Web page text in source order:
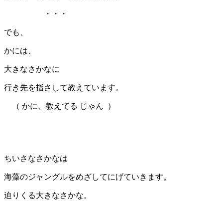
・・・
でも、
かには、
大きなさかなに
行き先を指さして教えています。
（ かに、教えてる じゃん ）
ちいさなさかなは
海藻のジャングルをめざしてにげていきます。
迫りくる大きなさかな。